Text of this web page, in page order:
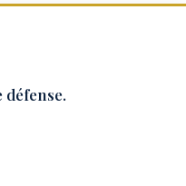
défense.